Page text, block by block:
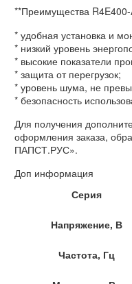
**Преимущества
* удобная установка и
* низкий уровень
* высокие показатели
* защита от перегрузок;
* уровень шума, не
* безопасность
Для получения
оформления заказа,
ПАПСТ.РУС».
Доп информация
Серия
Напряжение, В
Частота, Гц